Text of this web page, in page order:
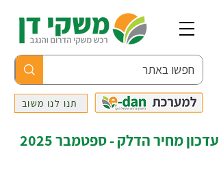
תנו לנו משוב
עדכון מחיר הדלק - ספטמבר 2025